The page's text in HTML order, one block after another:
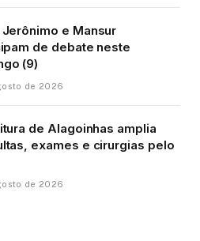
e Mansur
de debate neste
(9)
de 2026
de Alagoinhas amplia
exames e cirurgias pelo
de 2026